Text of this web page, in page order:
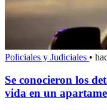
Policiales y Judiciales •
Se conocieron los
vida en un